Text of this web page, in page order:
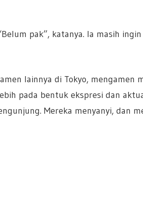
pak”, katanya. Ia masih
lainnya di Tokyo, mengamen
pada bentuk ekspresi dan
Mereka menyanyi, dan